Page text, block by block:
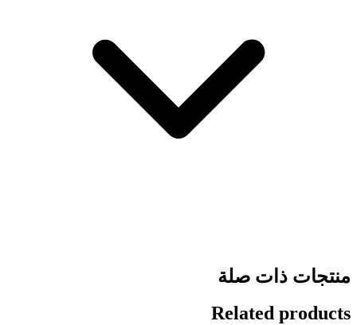
منتجات ذات صلة
Related products